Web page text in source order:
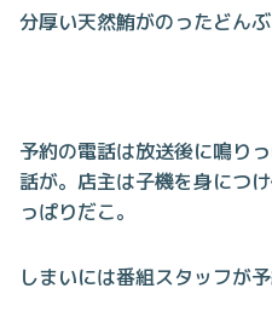
分厚い天然鮪がのったどんぶ
予約の電話は放送後に鳴り
話が。店主は子機を身につ
っぱりだこ。
しまいには番組スタッフが